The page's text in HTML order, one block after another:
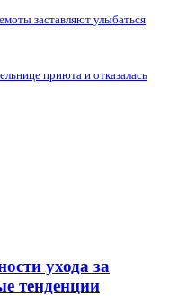
заставляют улыбаться
приюта и отказалась
ухода за
тенденции